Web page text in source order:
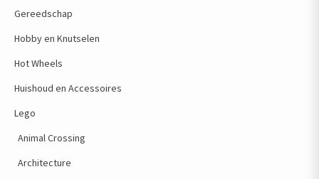
Gereedschap
Hobby en Knutselen
Hot Wheels
Huishoud en Accessoires
Lego
Animal Crossing
Architecture